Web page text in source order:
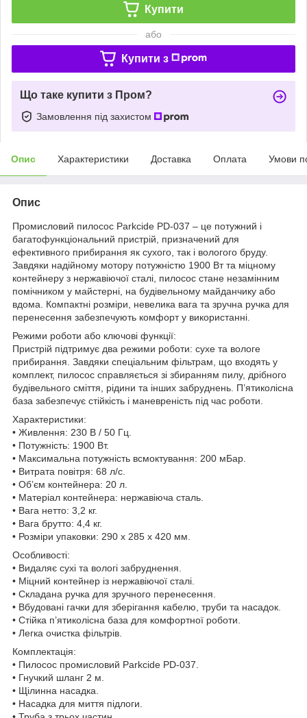
Купити
або
Купити з
Що таке купити з Пром?
Замовлення під захистом
Опис Характеристики Доставка Оплата Умови
Опис
Промисловий пилосос Parkcide PD-037 – це потужний і
багатофункціональний пристрій, призначений для
ефективного прибирання як сухого, так і вологого бруду.
Завдяки надійному мотору потужністю 1900 Вт та міцному
контейнеру з нержавіючої сталі, пилосос стане незамінним
помічником у майстерні, на будівельному майданчику або
вдома. Компактні розміри, невелика вага та зручна ручка для
перенесення забезпечують комфорт у використанні.
Режими роботи або ключові функції:
Пристрій підтримує два режими роботи: сухе та вологе
прибирання. Завдяки спеціальним фільтрам, що входять у
комплект, пилосос справляється зі збиранням пилу, дрібного
будівельного сміття, рідини та інших забруднень. П’ятиколісна
база забезпечує стійкість і маневреність під час роботи.
Характеристики:
• Живлення: 230 В / 50 Гц.
• Потужність: 1900 Вт.
• Максимальна потужність всмоктування: 200 мБар.
• Витрата повітря: 68 л/с.
• Об’єм контейнера: 20 л.
• Матеріал контейнера: нержавіюча сталь.
• Вага нетто: 3,2 кг.
• Вага брутто: 4,4 кг.
• Розміри упаковки: 290 х 285 х 420 мм.
Особливості:
• Видаляє сухі та вологі забруднення.
• Міцний контейнер із нержавіючої сталі.
• Складана ручка для зручного перенесення.
• Вбудовані гачки для зберігання кабелю, труби та насадок.
• Стійка п’ятиколісна база для комфортної роботи.
• Легка очистка фільтрів.
Комплектація:
• Пилосос промисловий Parkcide PD-037.
• Гнучкий шланг 2 м.
• Щілинна насадка.
• Насадка для миття підлоги.